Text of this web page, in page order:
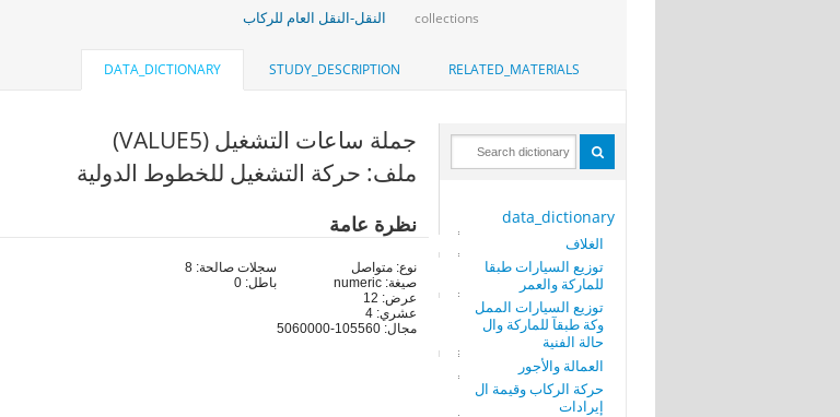
collections النقل-النقل العام للركاب
RELATED_MATERIALS
STUDY_DESCRIPTION
DATA_DICTIONARY
data_dictionary
الغلاف
توزيع السيارات طبقا
للماركة والعمر
توزيع السيارات الممل
وكة طبقآ للماركة وال
حالة الفنية
العمالة والأجور
حركة الركاب وقيمة ال
إيرادات
جملة ساعات التشغيل (VALUE5)
ملف: حركة التشغيل للخطوط الدولية
نظرة عامة
نوع: متواصل
صيغة: numeric
عرض: 12
عشري: 4
مجال: 105560-5060000
سجلات صالحة: 8
باطل: 0